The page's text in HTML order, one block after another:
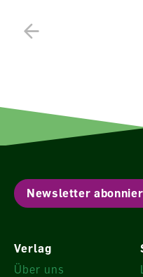
Newsletter
Verlag
Über uns